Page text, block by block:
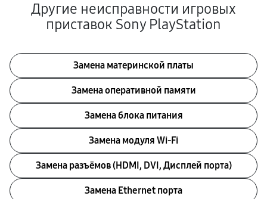
Другие неисправности игровых
приставок Sony PlayStation
Замена материнской платы
Замена оперативной памяти
Замена блока питания
Замена модуля Wi-Fi
Замена разъёмов (HDMI, DVI, Дисплей порта)
Замена Ethernet порта